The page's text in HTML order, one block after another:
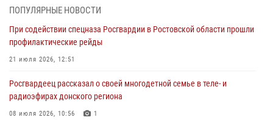
При содействии спецназа Росгвардии в Ростовской области прошли
21 июля 2026, 12:51
В Ростовской области экипаж вневедомственной охраны задержал
17 июля 2026, 07:24
Сотрудники вневедомственной охраны пресекли противоправные
ПОПУЛЯРНЫЕ НОВОСТИ
При содействии спецназа Росгвардии в Ростовской области прошли
профилактические рейды
21 июля 2026, 12:51
Росгвардеец рассказал о своей многодетной семье в теле- и
радиоэфирах донского региона
08 июля 2026, 10:56 1